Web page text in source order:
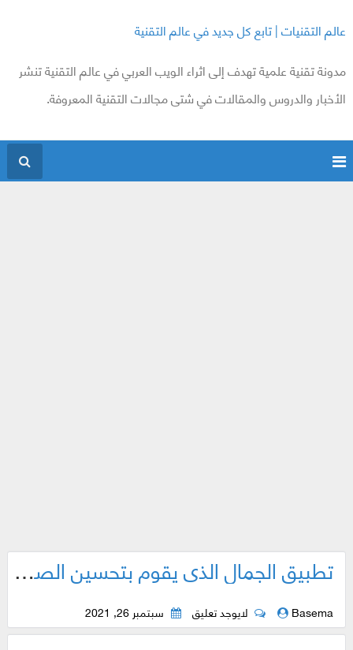
عالم التقنيات | تابع كل جديد في عالم التقنية
مدونة تقنية علمية تهدف إلى اثراء الويب العربي في عالم التقنية تنشر
الأخبار والدروس والمقالات في شتى مجالات التقنية المعروفة.
تطبيق الجمال الذي يقوم بتحسين الصور الشخصية
Basema لايوجد تعليق سبتمبر 26, 2021